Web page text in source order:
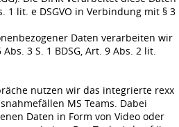
1 lit. e DSGVO in Verbindung mit § 3
Daten verarbeiten wir
3 S. 1 BDSG, Art. 9 Abs. 2 lit.
nutzen wir das integrierte rexx
MS Teams. Dabei
Daten in Form von Video oder